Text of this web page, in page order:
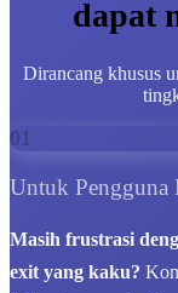
dapat
Dirancang khusus
01
Untuk Pengguna
Masih frustrasi
exit yang kaku?